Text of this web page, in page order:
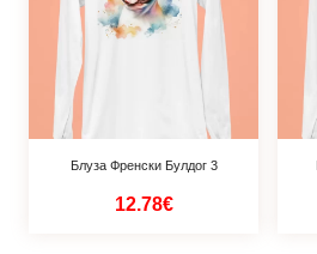
Блуза Френски Булдог 3
12.78€